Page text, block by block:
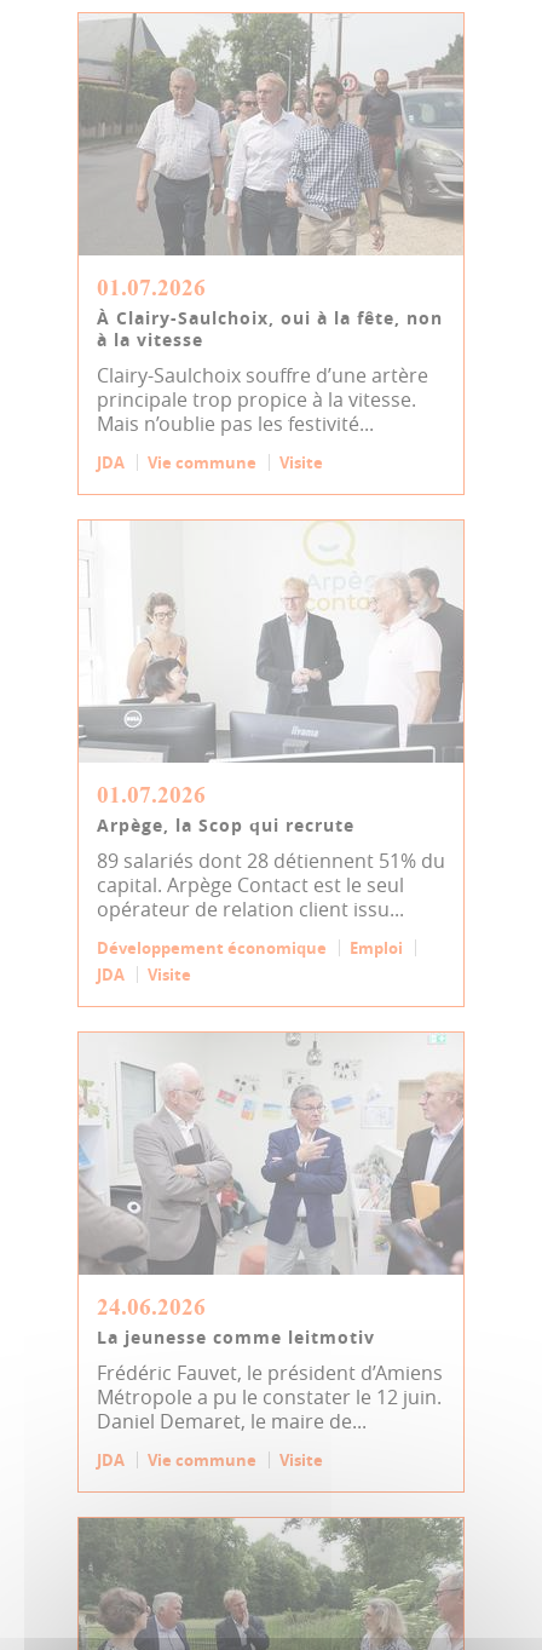
01.07.2026
À Clairy-Saulchoix, oui à la fête, non
à la vitesse
Clairy-Saulchoix souffre d’une artère
principale trop propice à la vitesse.
Mais n’oublie pas les festivité...
JDA Vie commune Visite
01.07.2026
Arpège, la Scop qui recrute
89 salariés dont 28 détiennent 51% du
capital. Arpège Contact est le seul
opérateur de relation client issu...
Développement économique
Emploi
JDA
Visite
24.06.2026
La jeunesse comme leitmotiv
Frédéric Fauvet, le président d’Amiens
Métropole a pu le constater le 12 juin.
Daniel Demaret, le maire de...
JDA Vie commune Visite